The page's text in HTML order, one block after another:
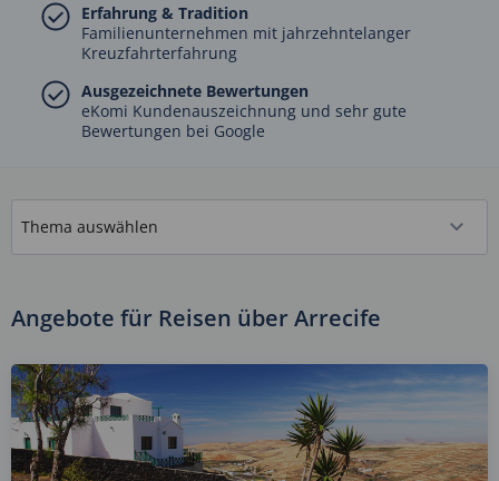
Erfahrung & Tradition
Familienunternehmen mit jahrzehntelanger
Kreuzfahrterfahrung
Ausgezeichnete Bewertungen
eKomi Kundenauszeichnung und sehr gute
Bewertungen bei Google
Angebote für Reisen über Arrecife